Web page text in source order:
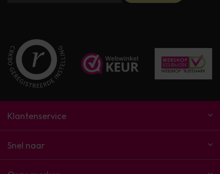
Klantenservice
Snel naar